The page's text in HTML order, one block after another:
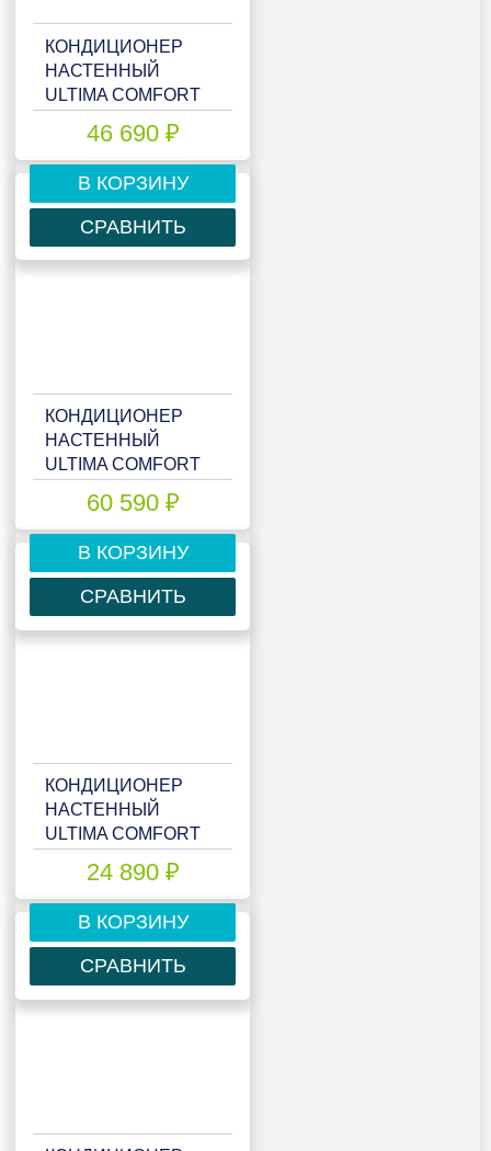
КОНДИЦИОНЕР
НАСТЕННЫЙ
ULTIMA COMFORT
46 690 ₽
В КОРЗИНУ
СРАВНИТЬ
КОНДИЦИОНЕР
НАСТЕННЫЙ
ULTIMA COMFORT
60 590 ₽
В КОРЗИНУ
СРАВНИТЬ
КОНДИЦИОНЕР
НАСТЕННЫЙ
ULTIMA COMFORT
24 890 ₽
В КОРЗИНУ
СРАВНИТЬ